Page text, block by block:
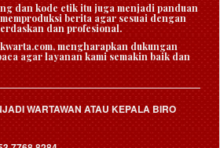
dan kode etik itu juga menjadi panduan
berita agar sesuai dengan
dan profesional.
mengharapkan dukungan
agar layanan kami semakin baik dan
WARTAWAN ATAU KEPALA BIRO